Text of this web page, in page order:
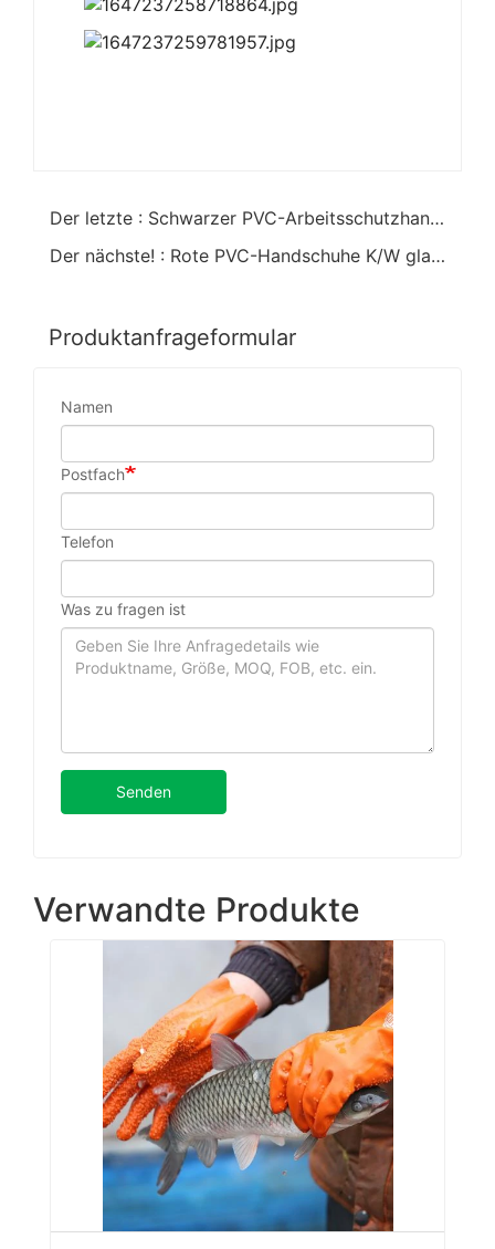
Der letzte : Schwarzer PVC-Arbeitsschutzhandschuh raues Finish
Der nächste! : Rote PVC-Handschuhe K/W glattes Finish
Produktanfrageformular
Namen
Postfach
Telefon
Was zu fragen ist
Senden
Verwandte Produkte